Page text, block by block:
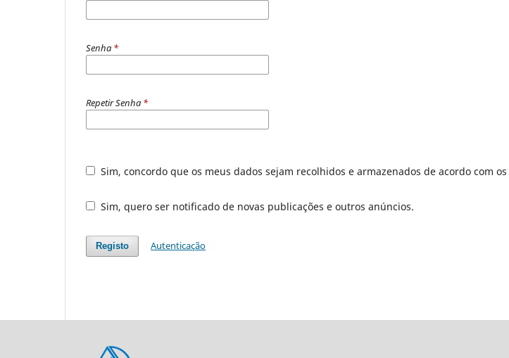
Senha *
Repetir Senha *
Sim, concordo que os meus dados sejam recolhidos e armazenados de acordo com os
Sim, quero ser notificado de novas publicações e outros anúncios.
Registo Autenticação